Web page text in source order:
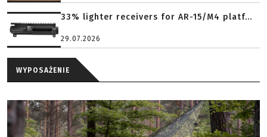
33% lighter receivers for AR-15/M4 platf...
29.07.2026
WYPOSAŻENIE